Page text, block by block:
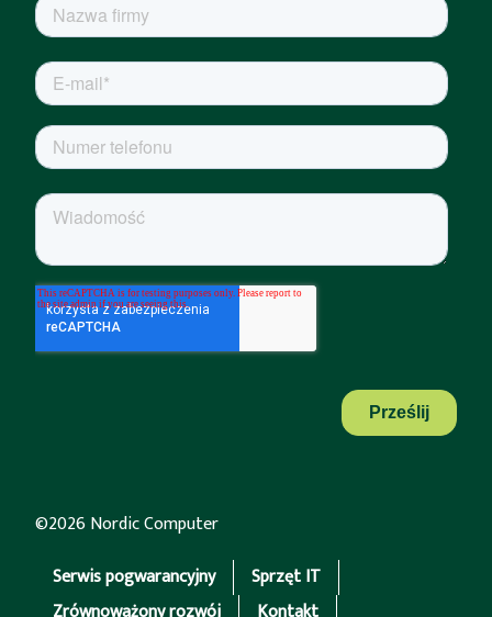
©2026 Nordic Computer
Serwis pogwarancyjny
Sprzęt IT